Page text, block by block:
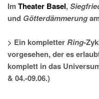
ImTheater Basel,
und Götterdämmerung
> Ein kompletterRing-
vorgesehen, der es
komplett in das
& 04.-09.06.)